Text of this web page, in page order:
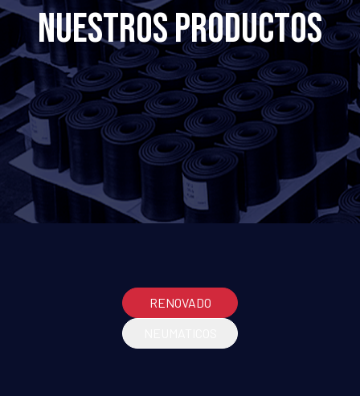
NUESTROS PRODUCTOS
RENOVADO